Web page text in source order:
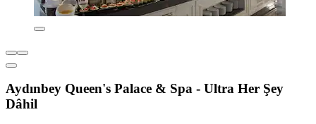
Aydınbey Queen's Palace & Spa - Ultra Her Şey
Dâhil